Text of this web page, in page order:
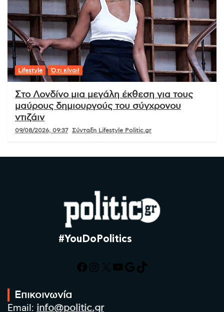
Lifestyle Ό,τι είναι!
Στο Λονδίνο μια μεγάλη έκθεση για τους
μαύρους δημιουργούς του σύγχρονου
ντιζάιν
09/08/2026, 09:37 Σύνταξη Lifestyle Politic.gr
#YouDoPolitics
Facebook
Instagram
X YouTube
Google
TikTok
Επικοινωνία
Email: info@politic.gr